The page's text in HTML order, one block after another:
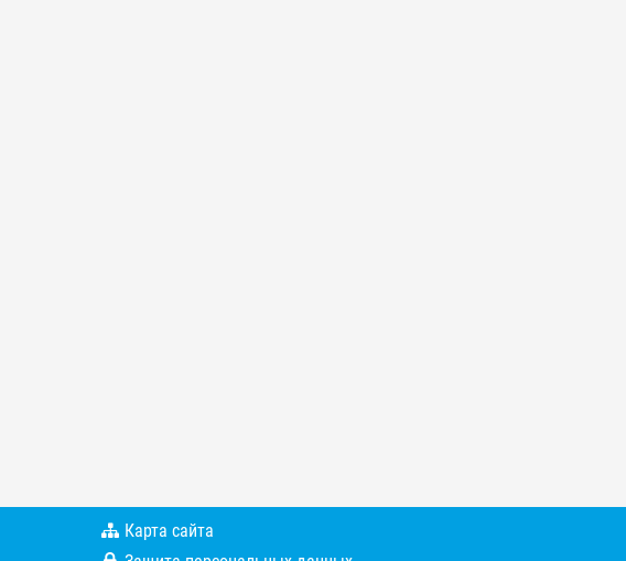
Карта сайта